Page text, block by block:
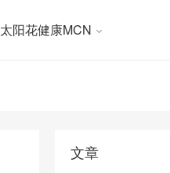
太阳花健康MCN
文章